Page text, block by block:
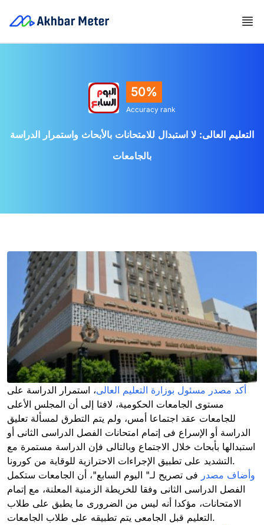
50%
Accuracy rank
التعليم العالى: لا استبدال للامتحانات بالأبحاث واستمرار الدراسة
بالجامعات
أكد مصدر مسئول بوزارة التعليم العالى، استمرار الدراسة على
مستوى الجامعات الحكومية، لافتا إلى أن المجلس الأعلى
للجامعات عقد اجتماعا أمس، ولم يتم التطرق لمسألة تعليق
الدراسة أو الإسراع فى إتمام امتحانات الفصل الدراسى الثانى أو
استبدالها بأبحاث خلال الاجتماع وبالتالى فإن الدراسة مستمرة مع
التشديد على تطبيق الإجراءات الاحترازية للوقاية من كورونا.
وأضاف مصدر فى تصريح لـ" اليوم السابع"، أن الجامعات ستكمل
الفصل الدراسى الثانى وفقا للخريطة الزمنية المعلنة، مع إتمام
الامتحانات، مؤكدا أنه ليس من الضرورى ما يطبق على طلاب
التعليم قبل الجامعى يتم تطبيقه على طلاب الجامعات.